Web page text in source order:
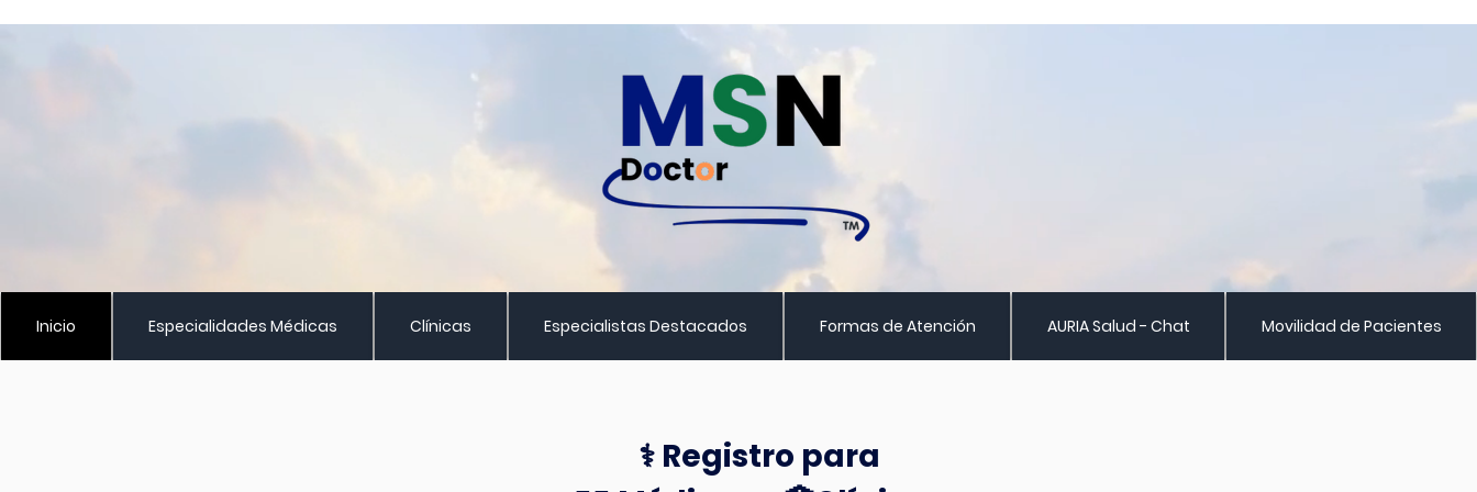
Inicio Especialidades Médicas Clínicas Especialistas Destacados Formas de Atención AURIA Salud - Chat Movilidad de Pacientes
⚕️ Registro para